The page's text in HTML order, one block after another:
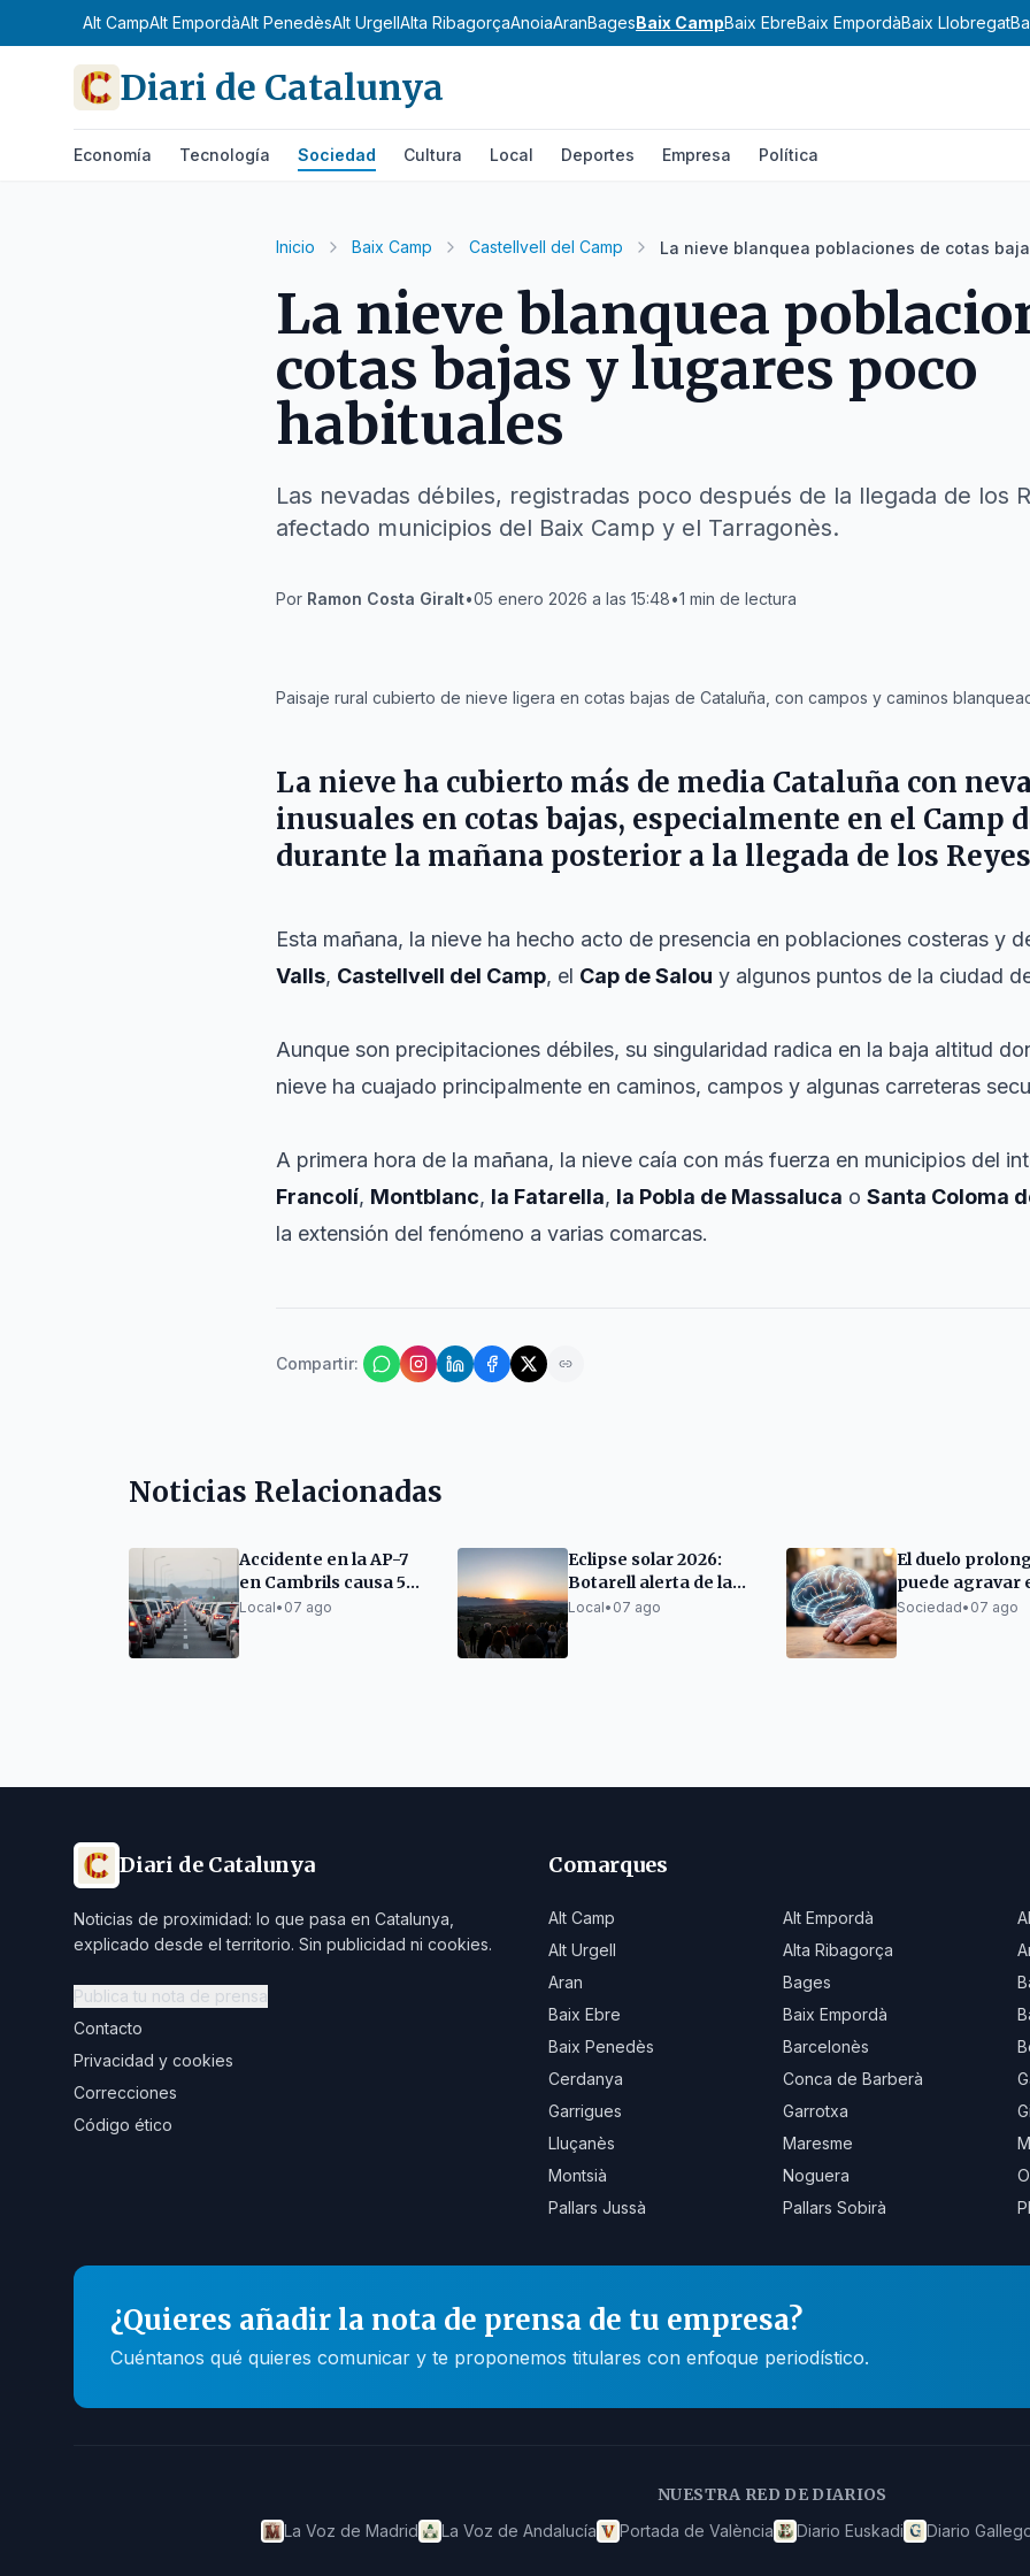
Alt CampAlt EmpordàAlt PenedèsAlt UrgellAlta RibagorçaAnoiaAranBagesBaix CampBaix EbreBaix EmpordàBaix Llobregat
Diari de Catalunya
Economía Tecnología Sociedad Cultura Local Deportes Empresa Política
Inicio Baix Camp Castellvell del Camp La nieve blanquea poblaciones de cotas
La nieve blanquea
cotas bajas y lugares poco
habituales
Las nevadas débiles, registradas poco después de la llegada de los
afectado municipios del Baix Camp y el Tarragonès.
Por Ramon Costa Giralt•05 enero 2026 a las 15:48•1 min de lectura
Paisaje rural cubierto de nieve ligera en cotas bajas de Cataluña, con campos y caminos
La nieve ha cubierto más de media Cataluña con
inusuales en cotas bajas, especialmente en el Camp
durante la mañana posterior a la llegada de los
Esta mañana, la nieve ha hecho acto de presencia en poblaciones costeras y
Valls, Castellvell del Camp, el Cap de Salou y algunos puntos de la ciudad
Aunque son precipitaciones débiles, su singularidad radica en la baja altitud
nieve ha cuajado principalmente en caminos, campos y algunas carreteras
A primera hora de la mañana, la nieve caía con más fuerza en municipios del
Francolí, Montblanc, la Fatarella, la Pobla de Massaluca o Santa Coloma
la extensión del fenómeno a varias comarcas.
Compartir:
Noticias Relacionadas
Accidente en la AP-7
en Cambrils causa 5
km de retenciones
Local• 07 ago
Eclipse solar 2026:
Botarell alerta de la
nula visibilidad desde
Local• 07 ago
El duelo
puede agravar
deterioro
Sociedad• 07 ago
Diari de Catalunya
Noticias de proximidad: lo que pasa en Catalunya,
explicado desde el territorio. Sin publicidad ni cookies.
Publica tu nota de prensa
Contacto
Privacidad y cookies
Correcciones
Código ético
Comarques
Alt Camp Alt Empordà
Alt Urgell
Alta Ribagorça
Aran
Bages
Baix Ebre
Baix Empordà
Baix Penedès
Barcelonès
Cerdanya
Conca de Barberà
Garrigues
Garrotxa
Lluçanès
Maresme
Montsià
Noguera
Pallars Jussà
Pallars Sobirà
¿Quieres añadir la nota de prensa de tu empresa?
Cuéntanos qué quieres comunicar y te proponemos titulares con enfoque periodístico.
NUESTRA RED DE DIARIOS
La Voz de Madrid La Voz de Andalucía Portada de València Diario Euskadi Diario